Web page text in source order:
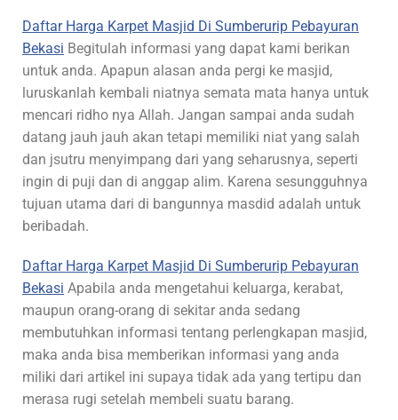
Daftar Harga Karpet Masjid Di Sumberurip Pebayuran
Bekasi Begitulah informasi yang dapat kami berikan
untuk anda. Apapun alasan anda pergi ke masjid,
luruskanlah kembali niatnya semata mata hanya untuk
mencari ridho nya Allah. Jangan sampai anda sudah
datang jauh jauh akan tetapi memiliki niat yang salah
dan jsutru menyimpang dari yang seharusnya, seperti
ingin di puji dan di anggap alim. Karena sesungguhnya
tujuan utama dari di bangunnya masdid adalah untuk
beribadah.
Daftar Harga Karpet Masjid Di Sumberurip Pebayuran
Bekasi Apabila anda mengetahui keluarga, kerabat,
maupun orang-orang di sekitar anda sedang
membutuhkan informasi tentang perlengkapan masjid,
maka anda bisa memberikan informasi yang anda
miliki dari artikel ini supaya tidak ada yang tertipu dan
merasa rugi setelah membeli suatu barang.